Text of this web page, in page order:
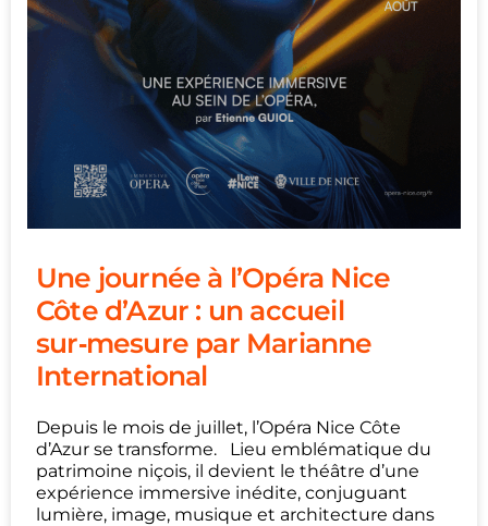
Une journée à l’Opéra Nice
Côte d’Azur : un accueil
sur‑mesure par Marianne
International
Depuis le mois de juillet, l’Opéra Nice Côte
d’Azur se transforme. Lieu emblématique du
patrimoine niçois, il devient le théâtre d’une
expérience immersive inédite, conjuguant
lumière, image, musique et architecture dans